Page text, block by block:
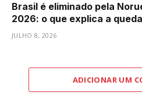
Brasil é eliminado pela
2026: o que explica a
JULHO 8, 2026
ADICIONAR UM